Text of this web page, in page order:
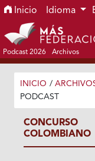
Ir al menú de
Ir al contenido
Ir al pie de página
Inicio Idioma
Podcast 2026 Archivos
INICIO /
PODCAST
COLOMBIANO